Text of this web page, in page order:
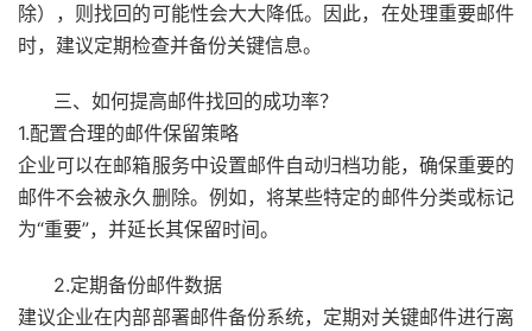
除），则找回的可能性会大大降低。因此，在处理重要邮件
时，建议定期检查并备份关键信息。
三、如何提高邮件找回的成功率？
1.配置合理的邮件保留策略
企业可以在邮箱服务中设置邮件自动归档功能，确保重要的
邮件不会被永久删除。例如，将某些特定的邮件分类或标记
为“重要”，并延长其保留时间。
2.定期备份邮件数据
建议企业在内部部署邮件备份系统，定期对关键邮件进行离